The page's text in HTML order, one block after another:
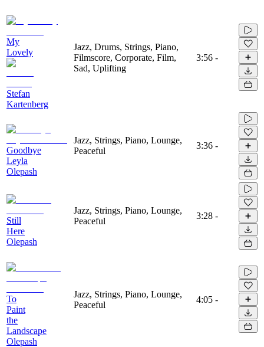
My
Lovely
Stefan
Kartenberg
Jazz, Drums, Strings, Piano,
Filmscore, Corporate, Film,
Sad, Uplifting
3:56 -
Goodbye
Leyla
Olepash
Jazz, Strings, Piano, Lounge,
Peaceful
3:36 -
Still
Here
Olepash
Jazz, Strings, Piano, Lounge,
Peaceful
3:28 -
To
Paint
the
Landscape
Olepash
Jazz, Strings, Piano, Lounge,
Peaceful
4:05 -